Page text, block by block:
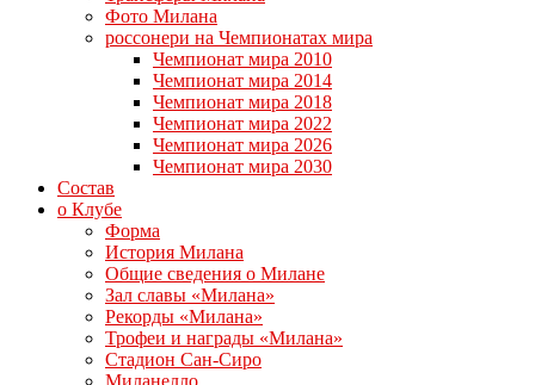
Фото Милана
россонери на Чемпионатах мира
Чемпионат мира 2010
Чемпионат мира 2014
Чемпионат мира 2018
Чемпионат мира 2022
Чемпионат мира 2026
Чемпионат мира 2030
Состав
о Клубе
Форма
История Милана
Общие сведения о Милане
Зал славы «Милана»
Рекорды «Милана»
Трофеи и награды «Милана»
Стадион Сан-Сиро
Миланелло